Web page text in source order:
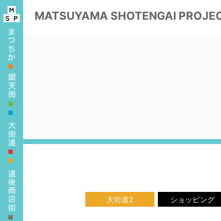
MATSUYAMA SHOTENGAI
■
■
■
■
■
■
大街道2 ショッピング